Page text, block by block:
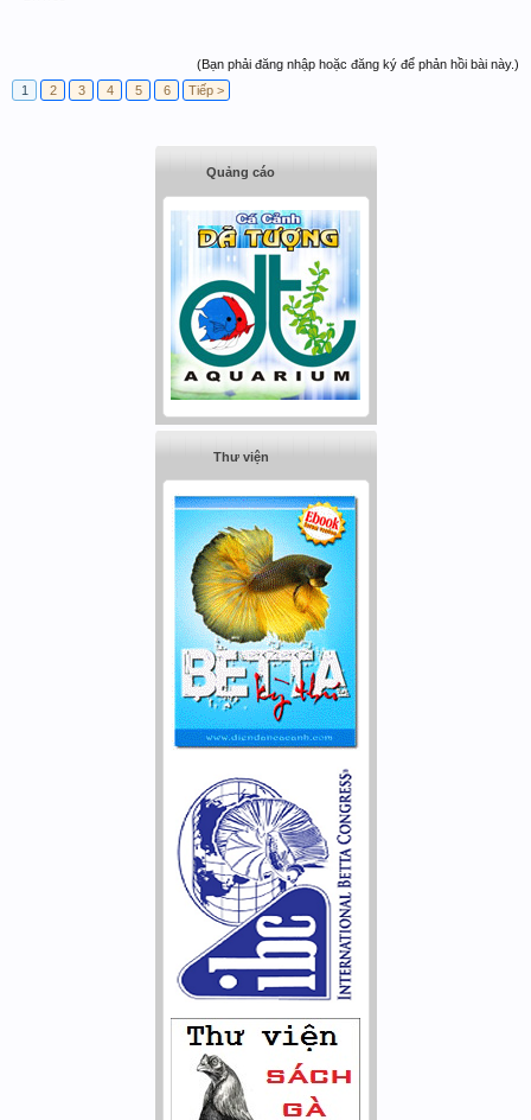
(Bạn phải đăng nhập hoặc đăng ký để phản hồi bài này.)
1
2 3 4 5 6 Tiếp >
Quảng cáo
Thư viện